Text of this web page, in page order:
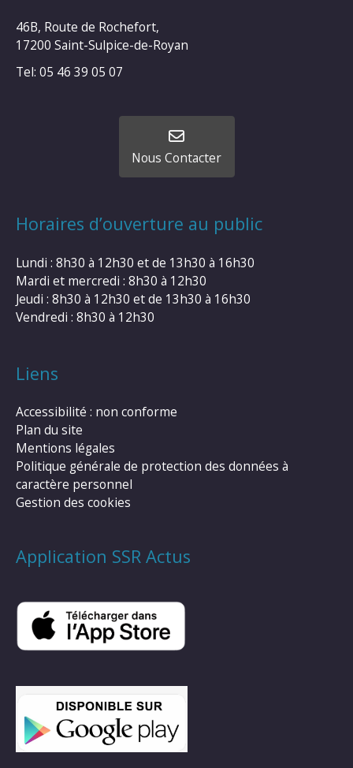
46B, Route de Rochefort,
17200 Saint-Sulpice-de-Royan
Tel: 05 46 39 05 07
Nous Contacter
Horaires d’ouverture au public
Lundi : 8h30 à 12h30 et de 13h30 à 16h30
Mardi et mercredi : 8h30 à 12h30
Jeudi : 8h30 à 12h30 et de 13h30 à 16h30
Vendredi : 8h30 à 12h30
Liens
Accessibilité : non conforme
Plan du site
Mentions légales
Politique générale de protection des données à
caractère personnel
Gestion des cookies
Application SSR Actus